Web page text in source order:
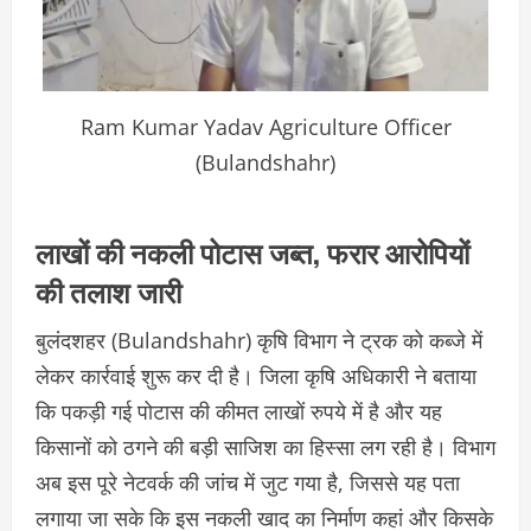
Ram Kumar Yadav Agriculture Officer
(Bulandshahr)
लाखों की नकली पोटास जब्त, फरार आरोपियों
की तलाश जारी
बुलंदशहर (Bulandshahr) कृषि विभाग ने ट्रक को कब्जे में
लेकर कार्रवाई शुरू कर दी है। जिला कृषि अधिकारी ने बताया
कि पकड़ी गई पोटास की कीमत लाखों रुपये में है और यह
किसानों को ठगने की बड़ी साजिश का हिस्सा लग रही है। विभाग
अब इस पूरे नेटवर्क की जांच में जुट गया है, जिससे यह पता
लगाया जा सके कि इस नकली खाद का निर्माण कहां और किसके